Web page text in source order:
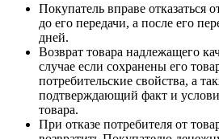
Покупатель вправе отказаться
до его передачи, а после его
дней.
Возврат товара надлежащего
случае если сохранены его
потребительские свойства, а
подтверждающий факт и
товара.
При отказе потребителя от